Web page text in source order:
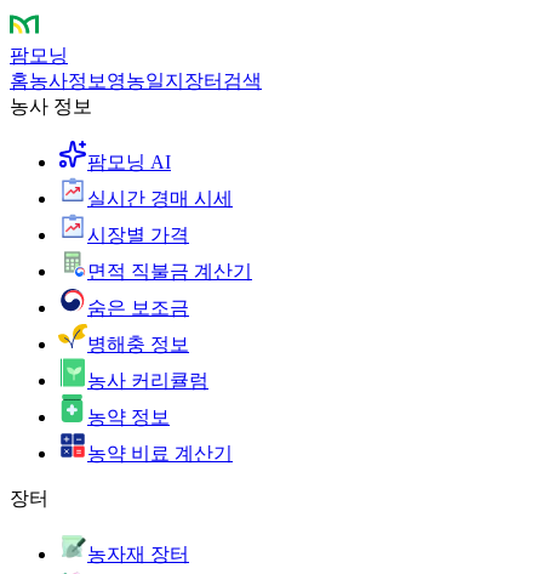
팜모닝
홈농사정보 영농일지 장터 검색
농사 정보
팜모닝 AI
실시간 경매 시세
시장별 가격
면적 직불금 계산기
숨은 보조금
병해충 정보
농사 커리큘럼
농약 정보
농약 비료 계산기
장터
농자재 장터